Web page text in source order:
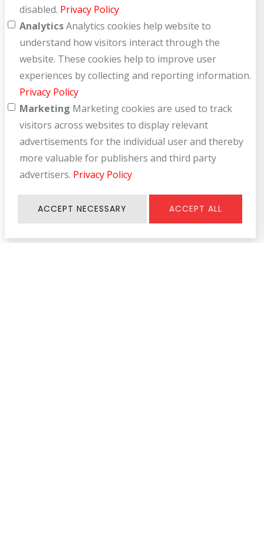
disabled. Privacy Policy
AnalyticsAnalytics cookies help website to
understand how visitors interact through the
website. These cookies help to improve user
experiences by collecting and reporting information.
Privacy Policy
Marketing Marketing cookies are used to track
visitors across websites to display relevant
advertisements for the individual user and thereby
more valuable for publishers and third party
advertisers. Privacy Policy
ACCEPT NECESSARY ACCEPT ALL